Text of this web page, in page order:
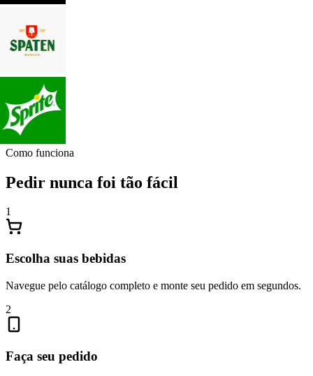
Como funciona
Pedir nunca foi tão fácil
1
Escolha suas bebidas
Navegue pelo catálogo completo e monte seu pedido em segundos.
2
Faça seu pedido